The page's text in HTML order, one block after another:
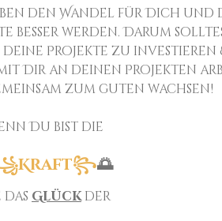
den Wandel für Dich und
besser werden. Darum
Projekte zu investieren
Dir an deinen Projekten
zum guten wachsen!
Du bist die
🌅
das Glückder